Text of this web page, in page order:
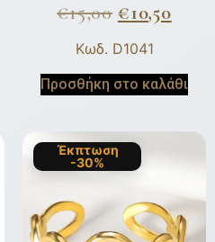
€15,00 €10,50
Κωδ. D1041
Προσθήκη στο καλάθι
Έκπτωση
-30%